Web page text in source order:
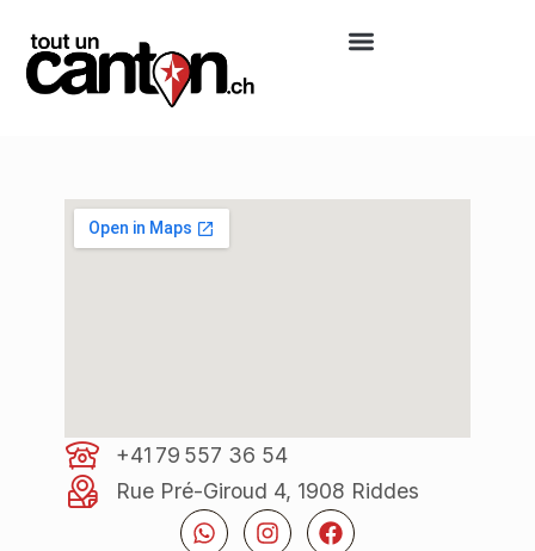
+41 79 557 36 54
Rue Pré-Giroud 4, 1908 Riddes